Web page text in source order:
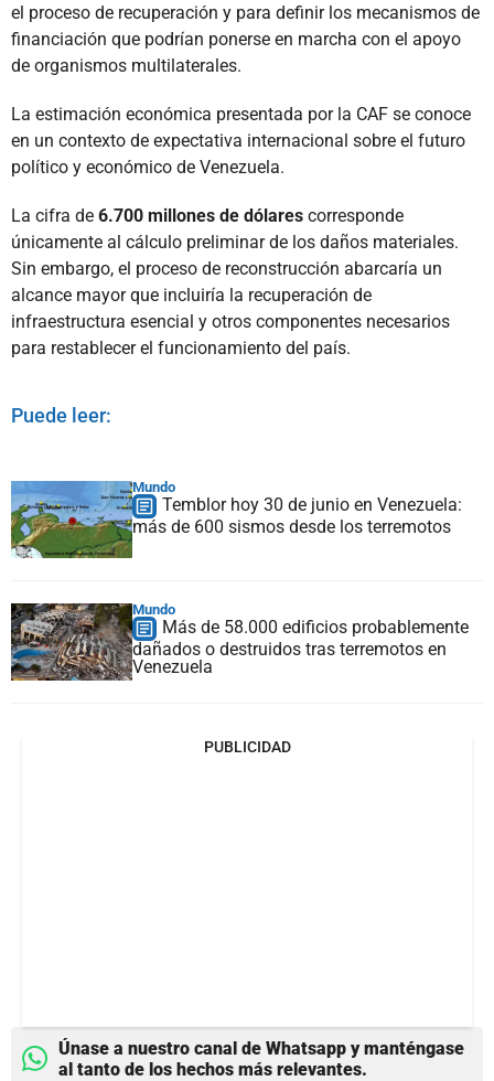
el proceso de recuperación y para definir los mecanismos de
financiación que podrían ponerse en marcha con el apoyo
de organismos multilaterales.
La estimación económica presentada por la CAF se conoce
en un contexto de expectativa internacional sobre el futuro
político y económico de Venezuela.
La cifra de 6.700 millones de dólares corresponde
únicamente al cálculo preliminar de los daños materiales.
Sin embargo, el proceso de reconstrucción abarcaría un
alcance mayor que incluiría la recuperación de
infraestructura esencial y otros componentes necesarios
para restablecer el funcionamiento del país.
Puede leer:
Mundo
Temblor hoy 30 de junio en Venezuela:
más de 600 sismos desde los terremotos
Mundo
Más de 58.000 edificios probablemente
dañados o destruidos tras terremotos en
Venezuela
PUBLICIDAD
Únase a nuestro canal de Whatsapp y manténgase
al tanto de los hechos más relevantes.